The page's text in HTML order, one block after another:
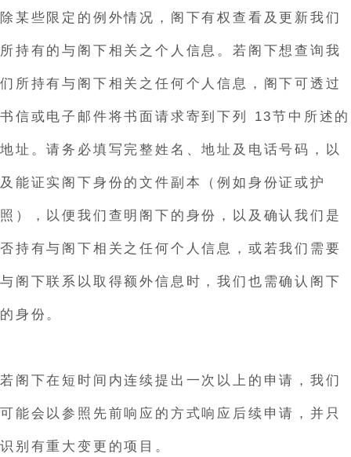
除某些限定的例外情况，阁下有权查看及更新我们
所持有的与阁下相关之个人信息。若阁下想查询我
们所持有与阁下相关之任何个人信息，阁下可透过
书信或电子邮件将书面请求寄到下列 13节中所述的
地址。请务必填写完整姓名、地址及电话号码，以
及能证实阁下身份的文件副本（例如身份证或护
照），以便我们查明阁下的身份，以及确认我们是
否持有与阁下相关之任何个人信息，或若我们需要
与阁下联系以取得额外信息时，我们也需确认阁下
的身份。
若阁下在短时间内连续提出一次以上的申请，我们
可能会以参照先前响应的方式响应后续申请，并只
识别有重大变更的项目。